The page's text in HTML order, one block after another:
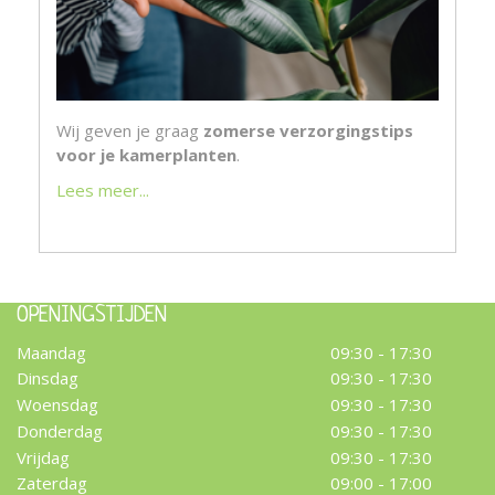
Wij geven je graag zomerse verzorgingstips
voor je kamerplanten.
Lees meer...
OPENINGSTIJDEN
Maandag
09:30 - 17:30
Dinsdag
09:30 - 17:30
Woensdag
09:30 - 17:30
Donderdag
09:30 - 17:30
Vrijdag
09:30 - 17:30
Zaterdag
09:00 - 17:00